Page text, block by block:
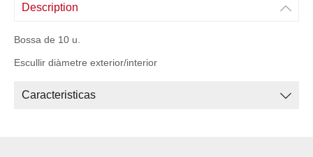
Description
Bossa de 10 u.
Escullir diàmetre exterior/interior
Caracteristicas